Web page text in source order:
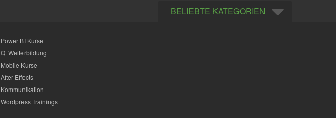
BELIEBTE KATEGORIEN
Power BI Kurse
Qt Weiterbildung
Mobile Kurse
After Effects
Kommunikation
Wordpress Trainings